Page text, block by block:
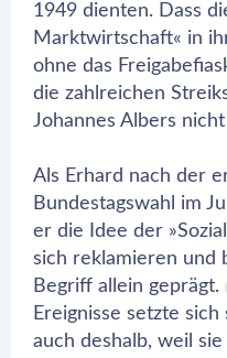
1949 dienten. Dass
Marktwirtschaft« in
ohne das
die zahlreichen
Johannes Albers
Als Erhard nach der
Bundestagswahl im
er die Idee der
sich reklamieren und
Begriff allein geprägt.
Ereignisse setzte
auch deshalb, weil